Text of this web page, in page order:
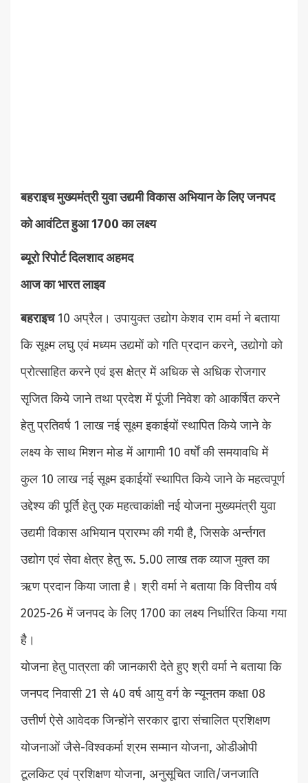
बहराइच मुख्यमंत्री युवा उद्यमी विकास अभियान के लिए जनपद
को आवंटित हुआ 1700 का लक्ष्य
ब्यूरो रिपोर्ट दिलशाद अहमद
आज का भारत लाइव
बहराइच10 अप्रैल। उपायुक्त उद्योग केशव राम वर्मा ने बताया
कि सूक्ष्म लघु एवं मध्यम उद्यमों को गति प्रदान करने, उद्योगो को
प्रोत्साहित करने एवं इस क्षेत्र में अधिक से अधिक रोजगार
सृजित किये जाने तथा प्रदेश में पूंजी निवेश को आकर्षित करने
हेतु प्रतिवर्ष 1 लाख नई सूक्ष्म इकाईयों स्थापित किये जाने के
लक्ष्य के साथ मिशन मोड में आगामी 10 वर्षों की समयावधि में
कुल 10 लाख नई सूक्ष्म इकाईयों स्थापित किये जाने के महत्वपूर्ण
उद्देश्य की पूर्ति हेतु एक महत्वाकांक्षी नई योजना मुख्यमंत्री युवा
उद्यमी विकास अभियान प्रारम्भ की गयी है, जिसके अर्न्तगत
उद्योग एवं सेवा क्षेत्र हेतु रू. 5.00 लाख तक व्याज मुक्त का
ऋण प्रदान किया जाता है। श्री वर्मा ने बताया कि वित्तीय वर्ष
2025-26 में जनपद के लिए 1700 का लक्ष्य निर्धारित किया गया
है।
योजना हेतु पात्रता की जानकारी देते हुए श्री वर्मा ने बताया कि
जनपद निवासी 21 से 40 वर्ष आयु वर्ग के न्यूनतम कक्षा 08
उत्तीर्ण ऐसे आवेदक जिन्होंने सरकार द्वारा संचालित प्रशिक्षण
योजनाओं जैसे-विश्वकर्मा श्रम सम्मान योजना, ओडीओपी
टूलकिट एवं प्रशिक्षण योजना, अनुसूचित जाति/जनजाति